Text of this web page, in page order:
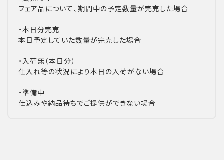
フェア品について、期間中の予定数量が完売した場合
・本日分完売
本日予定していた数量が完売した場合
・入荷無（本日分）
仕入れ等の状況により本日の入荷がない場合
・準備中
仕込みや納品待ちでご提供ができない場合